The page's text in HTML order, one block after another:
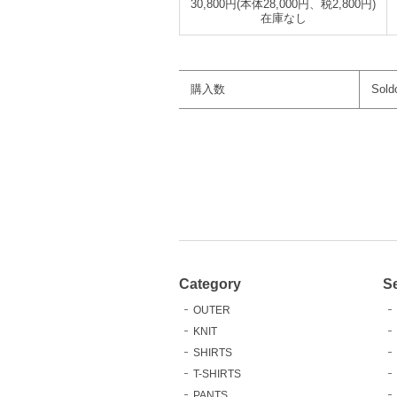
30,800円(本体28,000円、税2,800円)
在庫なし
購入数
Category
OUTER
KNIT
SHIRTS
T-SHIRTS